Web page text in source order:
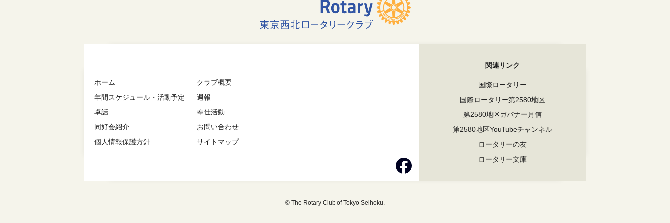
ホーム
クラブ概要
年間スケジュール・活動予定
週報
卓話
奉仕活動
同好会紹介
お問い合わせ
個人情報保護方針
サイトマップ
関連リンク
国際ロータリー
国際ロータリー第2580地区
第2580地区ガバナー月信
第2580地区YouTubeチャンネル
ロータリーの友
ロータリー文庫
© The Rotary Club of Tokyo Seihoku.